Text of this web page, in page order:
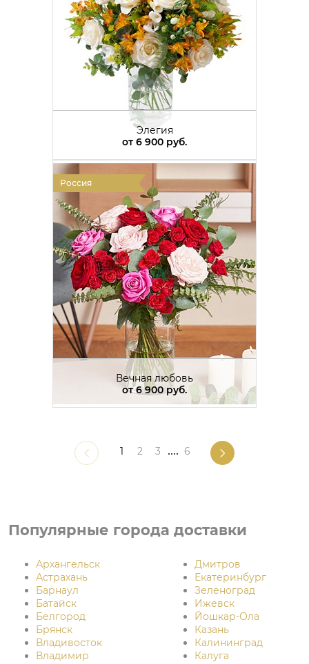
Элегия
от6 900 руб.
Россия
Вечная любовь
от6 900 руб.
1 2 3 .... 6
Популярные города доставки
Архангельск
Астрахань
Барнаул
Батайск
Белгород
Брянск
Владивосток
Владимир
Дмитров
Екатеринбург
Зеленоград
Ижевск
Йошкар-Ола
Казань
Калининград
Калуга